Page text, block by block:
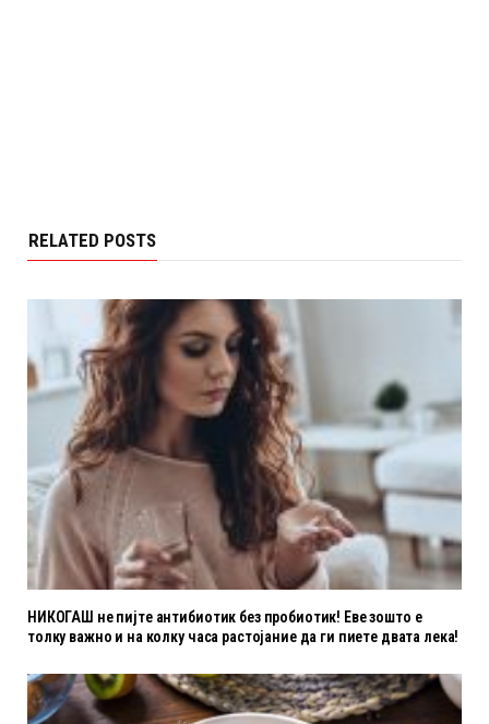
RELATED POSTS
НИКОГАШ не пијте антибиотик без пробиотик! Еве зошто е
толку важно и на колку часа растојание да ги пиете двата лека!